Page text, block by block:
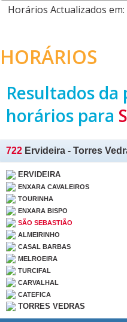
Horários Actualizados em:
HORÁRIOS
Resultados da
horários para
722 Ervideira - Torres
ERVIDEIRA
ENXARA CAVALEIROS
TOURINHA
ENXARA BISPO
SÃO SEBASTIÃO
ALMEIRINHO
CASAL BARBAS
MELROEIRA
TURCIFAL
CARVALHAL
CATEFICA
TORRES VEDRAS